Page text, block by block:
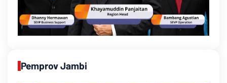
Pemprov Jambi